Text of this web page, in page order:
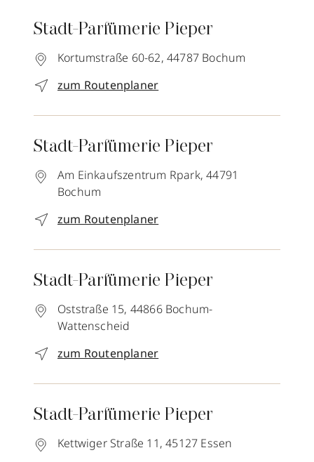
Stadt-Parfümerie Pieper
Kortumstraße 60-62, 44787 Bochum
zum Routenplaner
Stadt-Parfümerie Pieper
Am Einkaufszentrum Rpark, 44791
Bochum
zum Routenplaner
Stadt-Parfümerie Pieper
Oststraße 15, 44866 Bochum-
Wattenscheid
zum Routenplaner
Stadt-Parfümerie Pieper
Kettwiger Straße 11, 45127 Essen